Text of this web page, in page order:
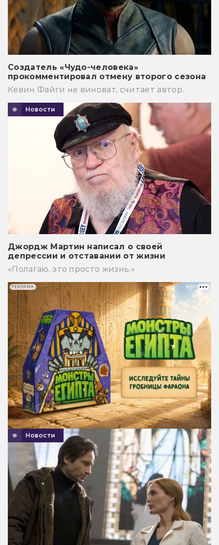
Создатель «Чудо-человека»
прокомментировал отмену второго сезона
Кевин Файги не виноват, считает автор.
Новости
Джордж Мартин написал о своей
депрессии и отставании от жизни
«Полагаю, это просто жизнь.»
Новости
РЕКЛАМА